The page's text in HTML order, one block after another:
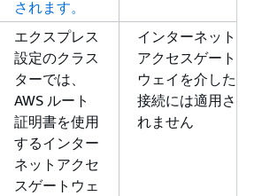
されます。
エクスプレス
設定のクラス
ターでは、
AWS ルート
証明書を使用
するインター
ネットアクセ
スゲートウェ
インターネット
アクセスゲート
ウェイを介した
接続には適用さ
れません